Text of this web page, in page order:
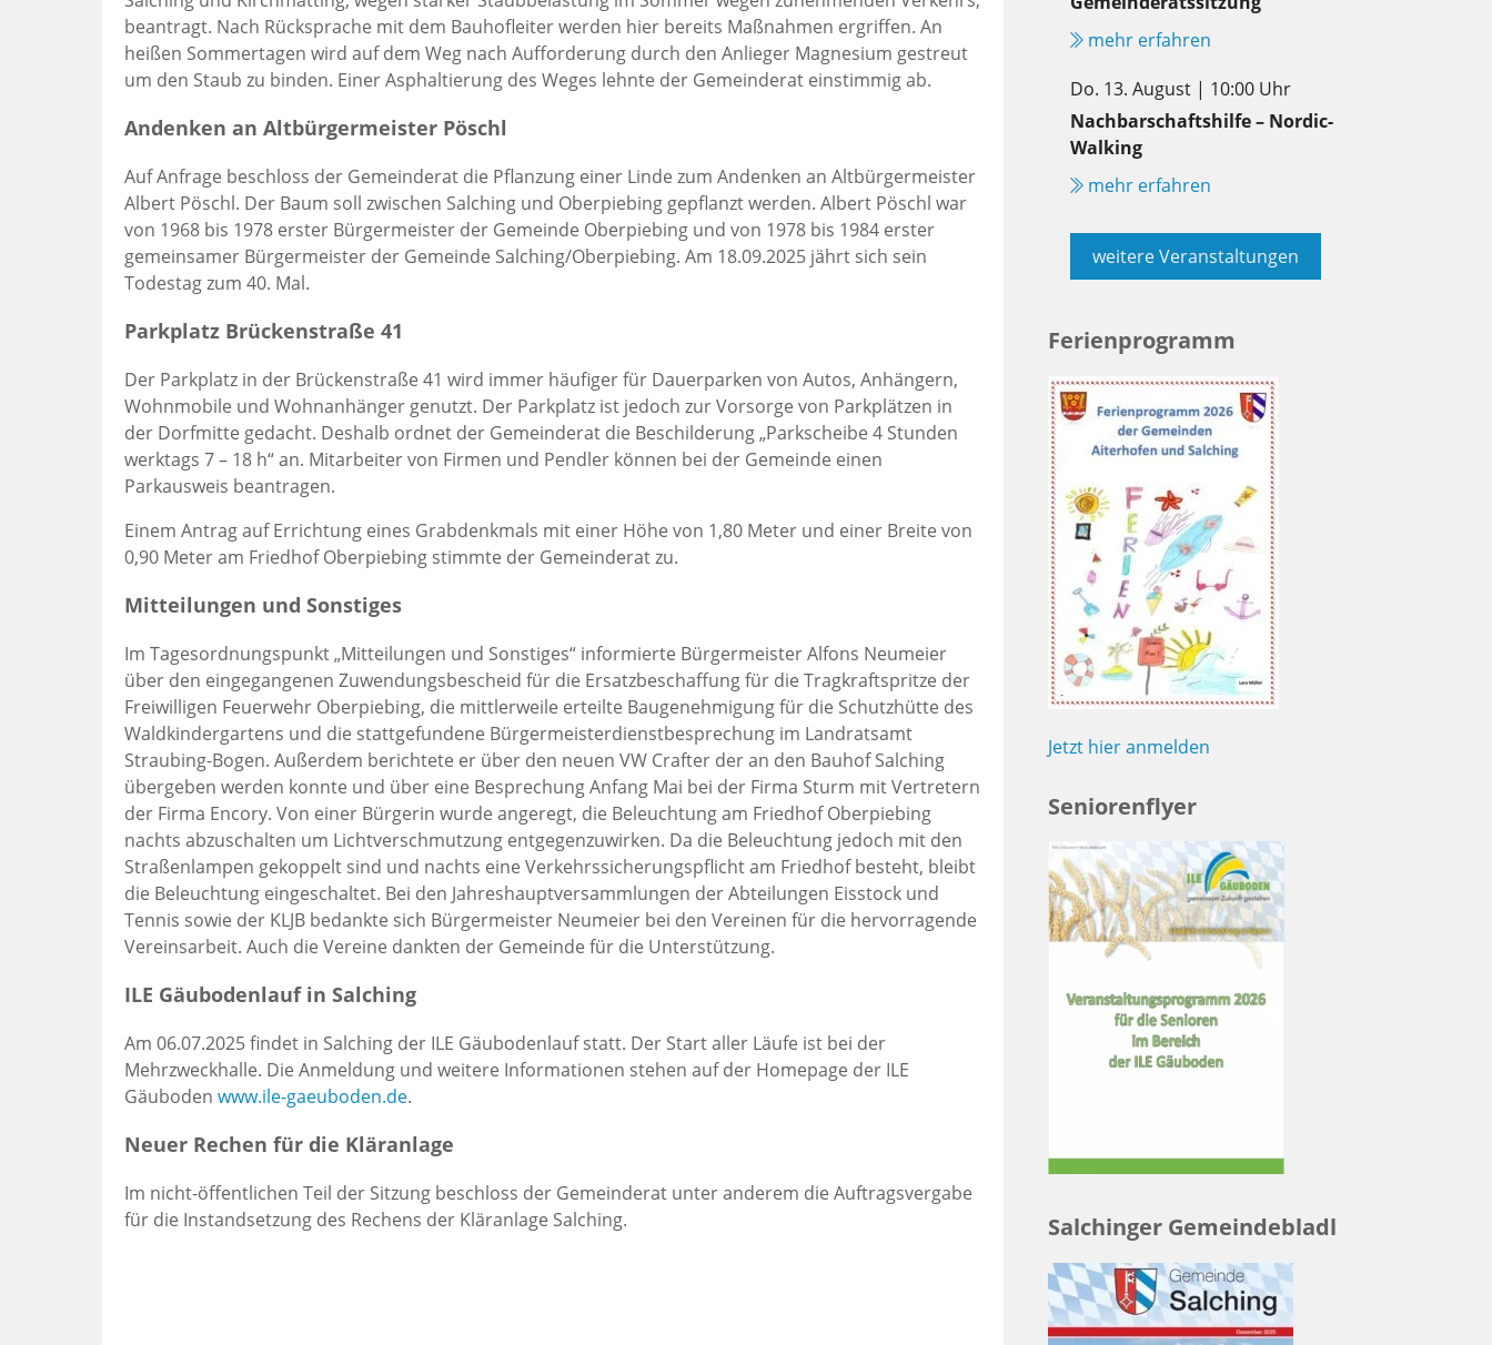
beantragt. Nach Rücksprache mit dem Bauhofleiter werden hier bereits Maßnahmen ergriffen. An
heißen Sommertagen wird auf dem Weg nach Aufforderung durch den Anlieger Magnesium gestreut
um den Staub zu binden. Einer Asphaltierung des Weges lehnte der Gemeinderat einstimmig ab.
Andenken an Altbürgermeister Pöschl
Auf Anfrage beschloss der Gemeinderat die Pflanzung einer Linde zum Andenken an Altbürgermeister
Albert Pöschl. Der Baum soll zwischen Salching und Oberpiebing gepflanzt werden. Albert Pöschl war
von 1968 bis 1978 erster Bürgermeister der Gemeinde Oberpiebing und von 1978 bis 1984 erster
gemeinsamer Bürgermeister der Gemeinde Salching/Oberpiebing. Am 18.09.2025 jährt sich sein
Todestag zum 40. Mal.
Parkplatz Brückenstraße 41
Der Parkplatz in der Brückenstraße 41 wird immer häufiger für Dauerparken von Autos, Anhängern,
Wohnmobile und Wohnanhänger genutzt. Der Parkplatz ist jedoch zur Vorsorge von Parkplätzen in
der Dorfmitte gedacht. Deshalb ordnet der Gemeinderat die Beschilderung „Parkscheibe 4 Stunden
werktags 7 – 18 h“ an. Mitarbeiter von Firmen und Pendler können bei der Gemeinde einen
Parkausweis beantragen.
Einem Antrag auf Errichtung eines Grabdenkmals mit einer Höhe von 1,80 Meter und einer Breite von
0,90 Meter am Friedhof Oberpiebing stimmte der Gemeinderat zu.
Mitteilungen und Sonstiges
Im Tagesordnungspunkt „Mitteilungen und Sonstiges“ informierte Bürgermeister Alfons Neumeier
über den eingegangenen Zuwendungsbescheid für die Ersatzbeschaffung für die Tragkraftspritze der
Freiwilligen Feuerwehr Oberpiebing, die mittlerweile erteilte Baugenehmigung für die Schutzhütte des
Waldkindergartens und die stattgefundene Bürgermeisterdienstbesprechung im Landratsamt
Straubing-Bogen. Außerdem berichtete er über den neuen VW Crafter der an den Bauhof Salching
übergeben werden konnte und über eine Besprechung Anfang Mai bei der Firma Sturm mit Vertretern
der Firma Encory. Von einer Bürgerin wurde angeregt, die Beleuchtung am Friedhof Oberpiebing
nachts abzuschalten um Lichtverschmutzung entgegenzuwirken. Da die Beleuchtung jedoch mit den
Straßenlampen gekoppelt sind und nachts eine Verkehrssicherungspflicht am Friedhof besteht, bleibt
die Beleuchtung eingeschaltet. Bei den Jahreshauptversammlungen der Abteilungen Eisstock und
Tennis sowie der KLJB bedankte sich Bürgermeister Neumeier bei den Vereinen für die hervorragende
Vereinsarbeit. Auch die Vereine dankten der Gemeinde für die Unterstützung.
ILE Gäubodenlauf in Salching
Am 06.07.2025 findet in Salching der ILE Gäubodenlauf statt. Der Start aller Läufe ist bei der
Mehrzweckhalle. Die Anmeldung und weitere Informationen stehen auf der Homepage der ILE
Gäuboden www.ile-gaeuboden.de.
Neuer Rechen für die Kläranlage
Im nicht-öffentlichen Teil der Sitzung beschloss der Gemeinderat unter anderem die Auftragsvergabe
für die Instandsetzung des Rechens der Kläranlage Salching.
mehr erfahren
Do. 13. August | 10:00 Uhr
Nachbarschaftshilfe – Nordic-
Walking
mehr erfahren
weitere Veranstaltungen
Ferienprogramm
Jetzt hier anmelden
Seniorenflyer
Salchinger Gemeindebladl